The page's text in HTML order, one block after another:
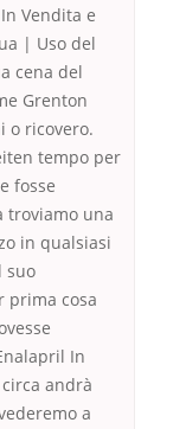
Vendita e
| Uso del
cena del
Grenton
o ricovero.
tempo per
fosse
troviamo una
in qualsiasi
suo
prima cosa
In
andrà
a